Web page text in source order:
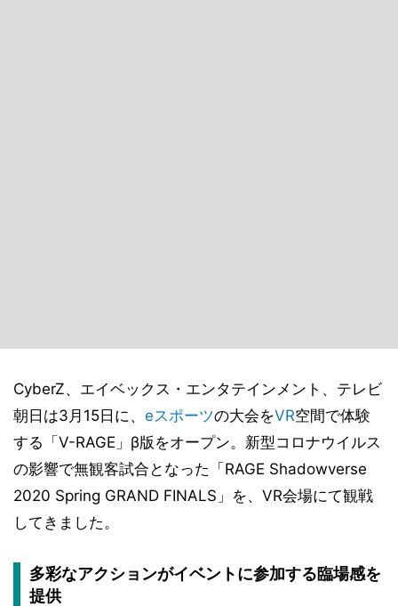
CyberZ、エイベックス・エンタテインメント、テレビ
朝日は3月15日に、 eスポーツの大会をVR空間で体験
する「V-RAGE」β版をオープン。新型コロナウイルス
の影響で無観客試合となった「RAGE Shadowverse
2020 Spring GRAND FINALS」を、VR会場にて観戦
してきました。
多彩なアクションがイベントに参加する臨場感を
提供